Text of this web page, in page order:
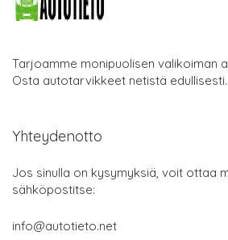
Tarjoamme monipuolisen valikoiman
Osta autotarvikkeet netistä edullisesti.
Yhteydenotto
Jos sinulla on kysymyksiä, voit ottaa
sähköpostitse:
info@autotieto.net